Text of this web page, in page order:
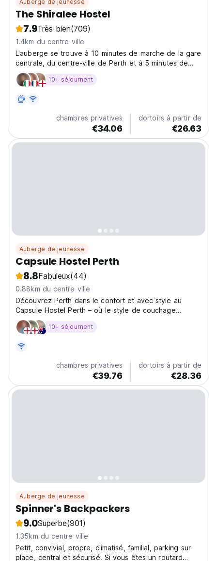
Auberge de jeunesse
The Shiralee Hostel
7.9Très bien(709)
1.4km du centre ville
L'auberge se trouve à 10 minutes de marche de la gare
centrale, du centre-ville de Perth et à 5 minutes de
marche des supermarchés et du quartier de
Northbridge. L'auberge Shiralee accueille tous les
pour...
10+ séjournent
chambres privatives
€34.06
dortoirs à partir de
€26.63
Auberge de jeunesse
Capsule Hostel Perth
8.8Fabuleux(44)
0.88km du centre ville
Découvrez Perth dans le confort et avec style au
Capsule Hostel Perth – où le style de couchage
moderne en capsule rencontre l'ambiance conviviale
d'une auberge. Nos capsules élégantes et privées
vous ressourcer...
10+ séjournent
chambres privatives
€39.76
dortoirs à partir de
€28.36
Auberge de jeunesse
Spinner's Backpackers
9.0Superbe(901)
1.35km du centre ville
Petit, convivial, propre, climatisé, familial, parking sur
place, central et sécurisé. Si vous êtes un routard